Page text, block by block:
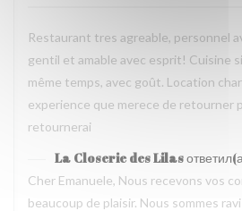
Restaurant tres agreable, personnel
gentil et amable avec esprit! Cuisine
même temps, avec goût. Location
experience que merece de retourner
retournerai
La Closerie des Lilas
Cher Emanuele, Nous recevons vos
beaucoup de plaisir. Nous sommes